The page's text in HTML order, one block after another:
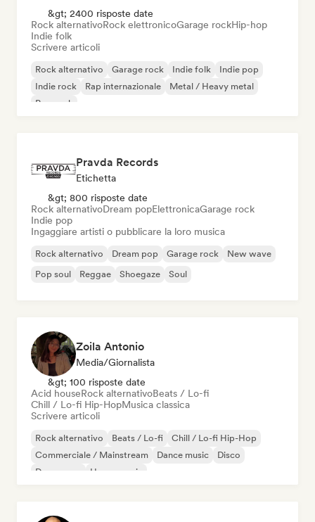
&gt; 2400 risposte date
Rock alternativoRock elettronicoGarage rockHip-hop
Indie folk
Scrivere articoli
Rock alternativo Garage rock Indie folk
Indie pop
Indie rock
Rap internazionale
Metal / Heavy metal
Pop rock
Pravda Records
Etichetta
&gt; 800 risposte date
Rock alternativoDream popElettronicaGarage rock
Indie pop
Ingaggiare artisti o pubblicare la loro musica
Rock alternativo Dream pop Garage rock
New wave
Pop soul
Reggae Shoegaze Soul
Zoila Antonio
Media/Giornalista
&gt; 100 risposte date
Acid houseRock alternativoBeats / Lo-fi
Chill / Lo-fi Hip-HopMusica classica
Scrivere articoli
Rock alternativo Beats / Lo-fi
Chill / Lo-fi Hip-Hop
Commerciale / Mainstream
Dance music
Disco
Dream pop
House music